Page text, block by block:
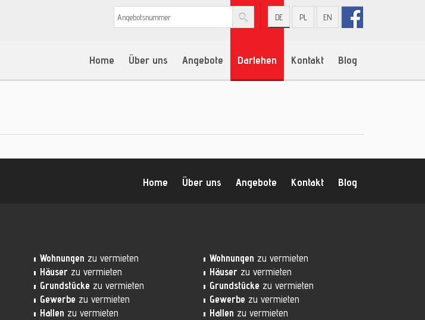
DE PL EN
Home Über uns Angebote Darlehen Kontakt Blog
Home Über uns Angebote Kontakt Blog
Wohnungen zu vermieten
Häuser zu vermieten
Grundstücke zu vermieten
Gewerbe zu vermieten
Hallen zu vermieten
Wohnungen zu vermieten
Häuser zu vermieten
Grundstücke zu vermieten
Gewerbe zu vermieten
Hallen zu vermieten